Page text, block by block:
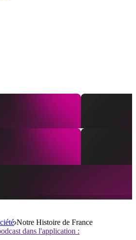
Notre Histoire de France
dans l'application :